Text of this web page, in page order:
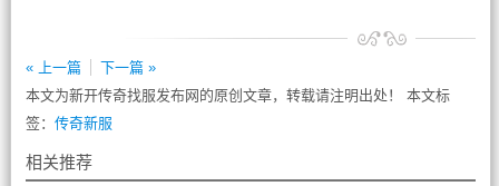
« 上一篇
下一篇 »
本文为新开传奇找服发布网的原创文章，转载请注明出处！ 本文标
签： 传奇新服
相关推荐